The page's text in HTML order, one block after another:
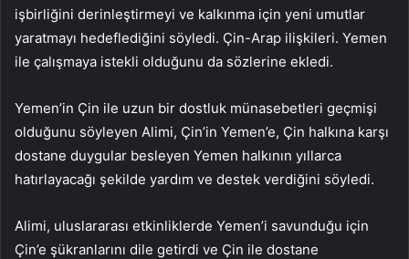
işbirliğini derinleştirmeyi ve kalkınma için yeni umutlar
yaratmayı hedeflediğini söyledi. Çin-Arap ilişkileri. Yemen
ile çalışmaya istekli olduğunu da sözlerine ekledi.
Yemen’in Çin ile uzun bir dostluk münasebetleri geçmişi
olduğunu söyleyen Alimi, Çin’in Yemen’e, Çin halkına karşı
dostane duygular besleyen Yemen halkının yıllarca
hatırlayacağı şekilde yardım ve destek verdiğini söyledi.
Alimi, uluslararası etkinliklerde Yemen’i savunduğu için
Çin’e şükranlarını dile getirdi ve Çin ile dostane